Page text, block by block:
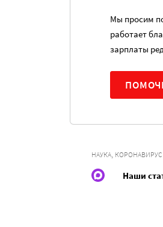
Мы просим
работает
зарплаты
НАУКА, КОРОНАВИРУС
Наши